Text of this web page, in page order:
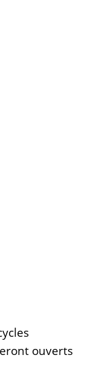
ouverts